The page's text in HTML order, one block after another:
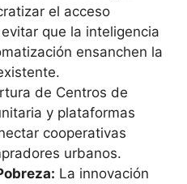
el acceso
que la inteligencia
ensanchen la
de Centros de
y plataformas
cooperativas
urbanos.
La innovación